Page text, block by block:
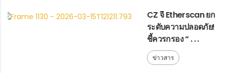
CZ จี้ Etherscan ยก
ระดับความปลอดภัย!
ชี้ควรกรอง “ . . .
ข่าวสาร